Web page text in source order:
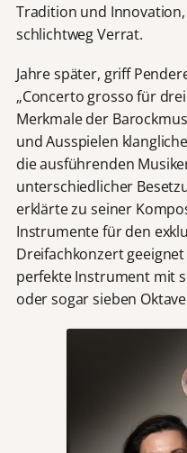
Tradition und
schlichtweg Verrat.
Jahre später, griff
„Concerto grosso für
Merkmale der
und Ausspielen
die ausführenden
unterschiedlicher
erklärte zu seiner
Instrumente für den
Dreifachkonzert geeignet
perfekte Instrument mit
oder sogar sieben